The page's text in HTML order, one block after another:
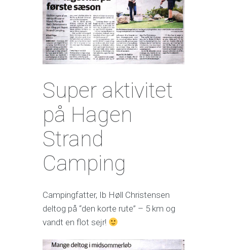
Super aktivitet
på Hagen
Strand
Camping
Campingfatter, Ib Høll Christensen
deltog på “den korte rute” – 5 km og
vandt en flot sejr!